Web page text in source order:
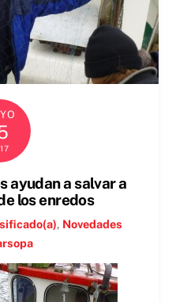
ayudan a salvar a
los enredos
, Novedades